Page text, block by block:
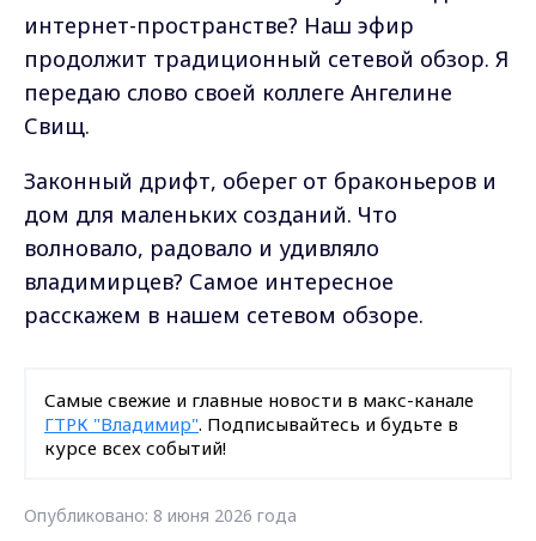
интернет-пространстве? Наш эфир
продолжит традиционный сетевой обзор. Я
передаю слово своей коллеге Ангелине
Свищ.
Законный дрифт, оберег от браконьеров и
дом для маленьких созданий. Что
волновало, радовало и удивляло
владимирцев? Самое интересное
расскажем в нашем сетевом обзоре.
Самые свежие и главные новости в макс-канале
ГТРК "Владимир". Подписывайтесь и будьте в
курсе всех событий!
Опубликовано: 8 июня 2026 года